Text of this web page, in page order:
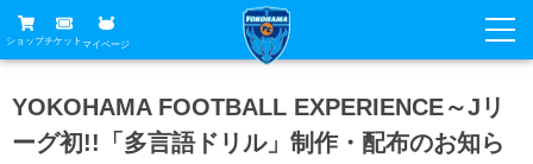
ショップチケット マイページ
グッズ
試合
YOKOHAMA FOOTBALL EXPERIENCE～Jリ
ーグ初!!「多言語ドリル」制作・配布のお知ら